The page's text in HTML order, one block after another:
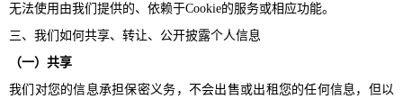
无法使用由我们提供的、依赖于Cookie的服务或相应功能。
三、我们如何共享、转让、公开披露个人信息
（一）共享
我们对您的信息承担保密义务，不会出售或出租您的任何信息，但以